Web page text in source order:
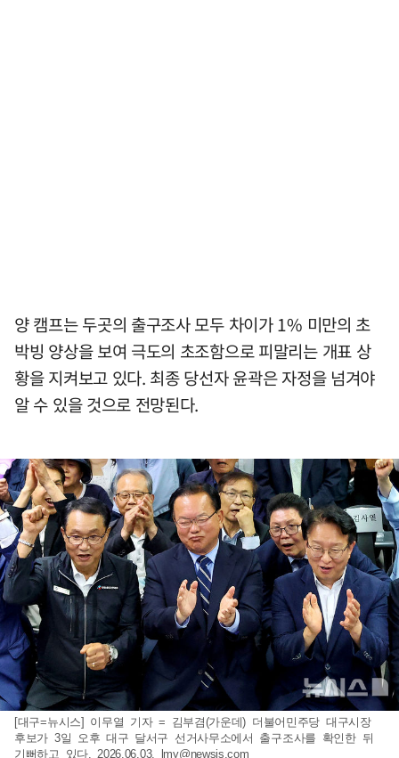
양 캠프는 두곳의 출구조사 모두 차이가 1% 미만의 초
박빙 양상을 보여 극도의 초조함으로 피말리는 개표 상
황을 지켜보고 있다. 최종 당선자 윤곽은 자정을 넘겨야
알 수 있을 것으로 전망된다.
[대구=뉴시스] 이무열 기자 = 김부겸(가운데) 더불어민주당 대구시장
후보가 3일 오후 대구 달서구 선거사무소에서 출구조사를 확인한 뒤
기뻐하고 있다. 2026.06.03.
lmy@newsis.com